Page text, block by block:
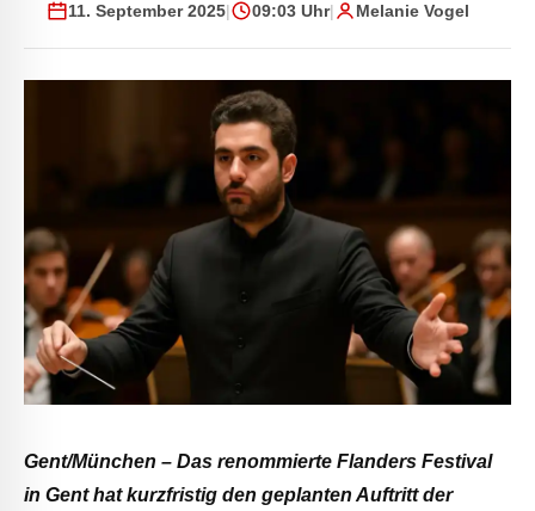
11. September 2025| 09:03 Uhr| Melanie Vogel
Gent/München – Das renommierte Flanders Festival
in Gent hat kurzfristig den geplanten Auftritt der